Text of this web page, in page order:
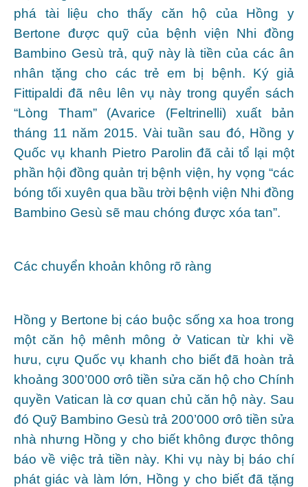
phá tài liệu cho thấy căn hộ của Hồng y
Bertone được quỹ của bệnh viện Nhi đồng
Bambino Gesù trả, quỹ này là tiền của các ân
nhân tặng cho các trẻ em bị bệnh. Ký giả
Fittipaldi đã nêu lên vụ này trong quyển sách
“Lòng Tham” (Avarice (Feltrinelli) xuất bản
tháng 11 năm 2015. Vài tuần sau đó, Hồng y
Quốc vụ khanh Pietro Parolin đã cải tổ lại một
phần hội đồng quản trị bệnh viện, hy vọng “các
bóng tối xuyên qua bầu trời bệnh viện Nhi đồng
Bambino Gesù sẽ mau chóng được xóa tan”.
Các chuyển khoản không rõ ràng
Hồng y Bertone bị cáo buộc sống xa hoa trong
một căn hộ mênh mông ở Vatican từ khi về
hưu, cựu Quốc vụ khanh cho biết đã hoàn trả
khoảng 300’000 ơrô tiền sửa căn hộ cho Chính
quyền Vatican là cơ quan chủ căn hộ này. Sau
đó Quỹ Bambino Gesù trả 200’000 ơrô tiền sửa
nhà nhưng Hồng y cho biết không được thông
báo về việc trả tiền này. Khi vụ này bị báo chí
phát giác và làm lớn, Hồng y cho biết đã tặng